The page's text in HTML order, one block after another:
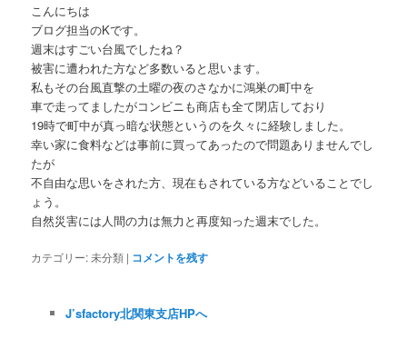
こんにちは
ブログ担当のKです。
週末はすごい台風でしたね？
被害に遭われた方など多数いると思います。
私もその台風直撃の土曜の夜のさなかに鴻巣の町中を
車で走ってましたがコンビニも商店も全て閉店しており
19時で町中が真っ暗な状態というのを久々に経験しました。
幸い家に食料などは事前に買ってあったので問題ありませんでし
たが
不自由な思いをされた方、現在もされている方などいることでし
ょう。
自然災害には人間の力は無力と再度知った週末でした。
カテゴリー:未分類 | コメントを残す
J’sfactory北関東支店HPへ